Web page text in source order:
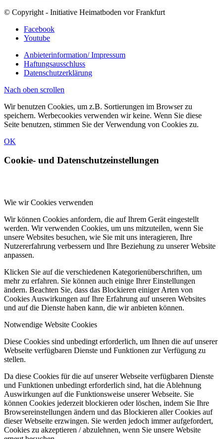
© Copyright - Initiative Heimatboden vor Frankfurt
Facebook
Youtube
Anbieterinformation/ Impressum
Haftungsausschluss
Datenschutzerklärung
Nach oben scrollen
Wir benutzen Cookies, um z.B. Sortierungen im Browser zu
speichern. Werbecookies verwenden wir keine. Wenn Sie diese
Seite benutzen, stimmen Sie der Verwendung von Cookies zu.
OK
Cookie- und Datenschutzeinstellungen
Wie wir Cookies verwenden
Wir können Cookies anfordern, die auf Ihrem Gerät eingestellt
werden. Wir verwenden Cookies, um uns mitzuteilen, wenn Sie
unsere Websites besuchen, wie Sie mit uns interagieren, Ihre
Nutzererfahrung verbessern und Ihre Beziehung zu unserer Website
anpassen.
Klicken Sie auf die verschiedenen Kategorienüberschriften, um
mehr zu erfahren. Sie können auch einige Ihrer Einstellungen
ändern. Beachten Sie, dass das Blockieren einiger Arten von
Cookies Auswirkungen auf Ihre Erfahrung auf unseren Websites
und auf die Dienste haben kann, die wir anbieten können.
Notwendige Website Cookies
Diese Cookies sind unbedingt erforderlich, um Ihnen die auf unserer
Webseite verfügbaren Dienste und Funktionen zur Verfügung zu
stellen.
Da diese Cookies für die auf unserer Webseite verfügbaren Dienste
und Funktionen unbedingt erforderlich sind, hat die Ablehnung
Auswirkungen auf die Funktionsweise unserer Webseite. Sie
können Cookies jederzeit blockieren oder löschen, indem Sie Ihre
Browsereinstellungen ändern und das Blockieren aller Cookies auf
dieser Webseite erzwingen. Sie werden jedoch immer aufgefordert,
Cookies zu akzeptieren / abzulehnen, wenn Sie unsere Website